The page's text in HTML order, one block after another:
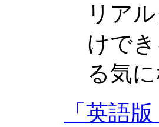
リア
けで
る気
「英語